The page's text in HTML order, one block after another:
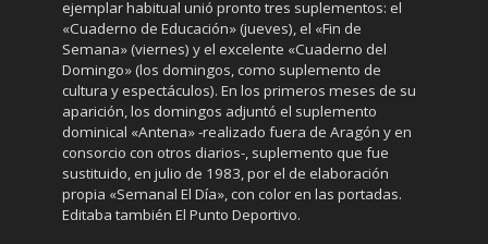
ejemplar habitual unió pronto tres suplementos: el
«Cuaderno de Educación» (jueves), el «Fin de
Semana» (viernes) y el excelente «Cuaderno del
Domingo» (los domingos, como suplemento de
cultura y espectáculos). En los primeros meses de su
aparición, los domingos adjuntó el suplemento
dominical «Antena» -realizado fuera de Aragón y en
consorcio con otros diarios-, suplemento que fue
sustituido, en julio de 1983, por el de elaboración
propia «Semanal El Día», con color en las portadas.
Editaba también El Punto Deportivo.